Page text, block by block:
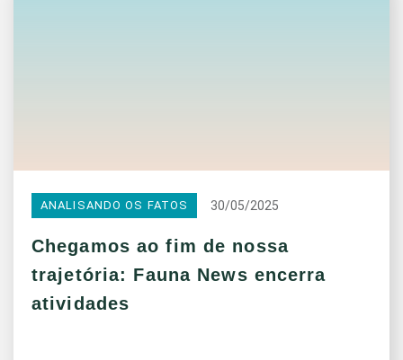
ANALISANDO OS FATOS 30/05/2025
Chegamos ao fim de nossa
trajetória: Fauna News encerra
atividades